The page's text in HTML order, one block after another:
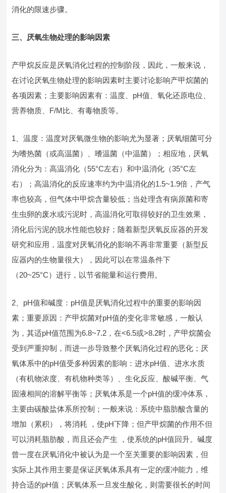
消化的限速步骤。
三、厌氧生物处理的影响因素
产甲烷反应是厌氧消化过程的控制阶段，因此，一般来说，
在讨论厌氧生物处理的影响因素时主要讨论影响产甲烷菌的
各项因素；主要影响因素有：温度、pH值、氧化还原电位、
营养物质、F/M比、有毒物质等。
1、温度：温度对厌氧微生物的影响尤为显著；厌氧细菌可分
为嗜热菌（或高温菌）、嗜温菌（中温菌）；相应地，厌氧
消化分为：高温消化（55°C左右）和中温消化（35°C左
右）；高温消化的反应速率约为中温消化的1.5~1.9倍，产气
率也较高，但气体中甲烷含量较低；当处理含有病原菌和寄
生虫卵的废水或污泥时，高温消化可取得较好的卫生效果，
消化后污泥的脱水性能也较好；随着新型厌氧反应器的开发
研究和应用，温度对厌氧消化的影响不再非常重要（新型反
应器内的生物量很大），因此可以在常温条件下
（20~25°C）进行，以节省能量和运行费用。
2、pH值和碱度：pH值是厌氧消化过程中的重要的影响因
素；重要原因：产甲烷菌对pH值的变化非常敏感，一般认
为，其适pH值范围为6.8~7.2，在<6.5或>8.2时，产甲烷菌会
受到严重抑制，而进一步导致整个厌氧消化过程的恶化；厌
氧体系中的pH值受多种因素的影响：进水pH值、进水水质
（有机物浓度、有机物种类等）、生化反应、酸碱平衡、气
固液相间的溶解平衡等；厌氧体系是一个pH值的缓冲体系，
主要由碳酸盐体系所控制；一般来说：系统中脂肪酸含量的
增加（累积），将消耗 ，使pH下降；但产甲烷菌的作用不但
可以消耗脂肪酸，而且还会产生 ，使系统的pH值回升。碱度
曾一度在厌氧消化中被认为是一个至关重要的影响因素，但
实际上其作用主要是保证厌氧体系具有一定的缓冲能力，维
持合适的pH值；厌氧体系一旦发生酸化，则需要很长的时间